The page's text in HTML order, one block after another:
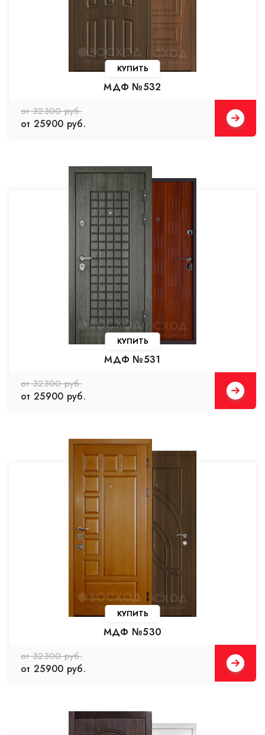
КУПИТЬ
МДФ №532
от 32300 руб.
от 25900 руб.
КУПИТЬ
МДФ №531
от 32300 руб.
от 25900 руб.
КУПИТЬ
МДФ №530
от 32300 руб.
от 25900 руб.